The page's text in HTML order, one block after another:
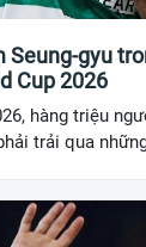
Seung-gyu
Cup 2026
hàng triệu
trải qua